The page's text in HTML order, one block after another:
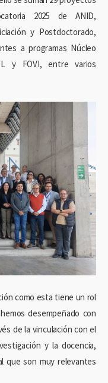
2025 de ANID,
y Postdoctorado,
a programas Núcleo
y FOVI, entre varios
como esta tiene un rol
desempeñado con
de la vinculación con el
y la docencia,
que son muy relevantes